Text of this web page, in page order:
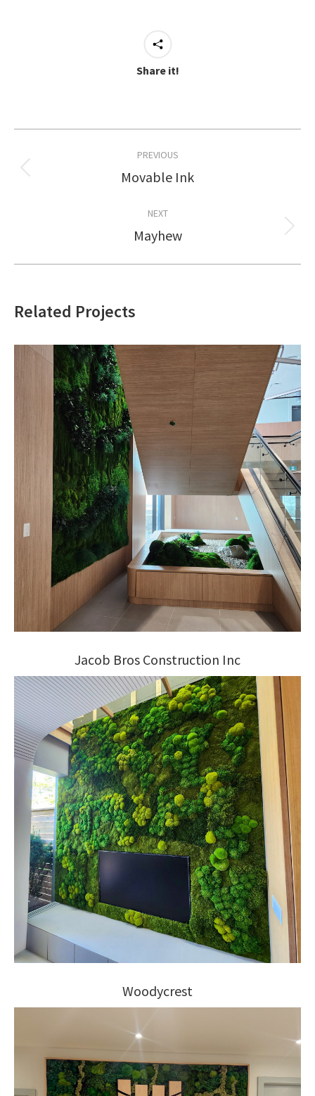
Share it!
navigation
PREVIOUS
Previous
Movable Ink
NEXT
Next
Mayhew
Related Projects
Jacob Bros Construction Inc
Woodycrest